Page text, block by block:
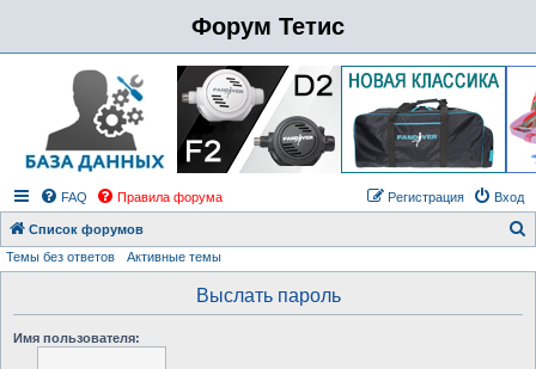
Форум Тетис
FAQ Правила форума Вход
Регистрация
Список форумов
Темы без ответов Активные темы
Выслать пароль
Имя пользователя: